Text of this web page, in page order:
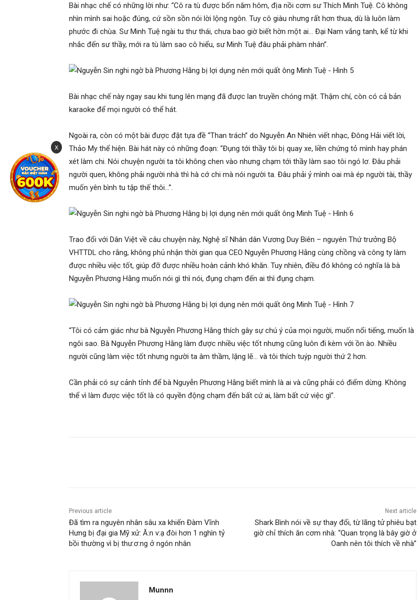
Bài nhạc chế có những lời như: “Cô ra tù được bốn năm hôm, địa nồi cơm sư Thích Minh Tuệ. Cô không
nhìn mình sai hoặc đúng, cứ sồn sồn nói lời lộng ngôn. Tuy cô giàu nhưng rất hơn thua, dù là luôn làm
phước đi chùa. Sư Minh Tuệ ngài tu thư thái, chưa bao giờ biết hờn một ai… Đại Nam vắng tanh, kể từ khi
nhắc đến sư thầy, mới ra tù làm sao cô hiểu, sư Minh Tuệ đâu phải phàm nhân”.
Bài nhạc chế này ngay sau khi tung lên mạng đã được lan truyền chóng mặt. Thậm chí, còn có cả bản
karaoke để mọi người có thể hát.
Ngoài ra, còn có một bài được đặt tựa đề “Than trách” do Nguyễn An Nhiên viết nhạc, Đông Hải viết lời,
Thảo My thể hiện. Bài hát này có những đoạn: “Đụng tới thầy tôi bị quay xe, liền chứng tỏ mình hay phán
xét làm chi. Nói chuyện người ta tôi không chen vào nhưng chạm tới thầy làm sao tôi ngó lơ. Đâu phải
người quen, không phải người nhà thì hà cớ chi mà nói người ta. Đâu phải ỷ mình oai mà ép người tài, thầy
muốn yên bình tu tập thế thôi…”.
Trao đổi với Dân Việt về câu chuyện này, Nghệ sĩ Nhân dân Vương Duy Biên – nguyên Thứ trưởng Bộ
VHTTDL cho rằng, không phủ nhận thời gian qua CEO Nguyễn Phương Hằng cùng chồng và công ty làm
được nhiều việc tốt, giúp đỡ được nhiều hoàn cảnh khó khăn. Tuy nhiên, điều đó không có nghĩa là bà
Nguyễn Phương Hằng muốn nói gì thì nói, đụng chạm đến ai thì đụng chạm.
“Tôi có cảm giác như bà Nguyễn Phương Hằng thích gây sự chú ý của mọi người, muốn nổi tiếng, muốn là
ngôi sao. Bà Nguyễn Phương Hằng làm được nhiều việc tốt nhưng cũng luôn đi kèm với ồn ào. Nhiều
người cũng làm việc tốt nhưng người ta âm thầm, lặng lẽ… và tôi thích tuýp người thứ 2 hơn.
Cần phải có sự cảnh tỉnh để bà Nguyễn Phương Hằng biết mình là ai và cũng phải có điểm dừng. Không
thể vì làm được việc tốt là có quyền động chạm đến bất cứ ai, làm bất cứ việc gì”.
Previous article
Đã tìm ra nguyên nhân sâu xa khiến Đàm Vĩnh
Hưng bị đại gia Mỹ xử: Ă:n v:ạ đòi hơn 1 nghìn tỷ
bồi thường vì bị thư:ơ:ng ở ngón nhân
Next article
Shark Bình nói về sự thay đổi, từ lãng tử phiêu bạt
giờ chỉ thích ăn cơm nhà: “Quan trọng là bây giờ ở
Oanh nên tôi thích về nhà”
Munnn
x